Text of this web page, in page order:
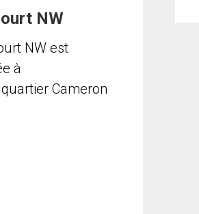
NW
NW est
à
Cameron